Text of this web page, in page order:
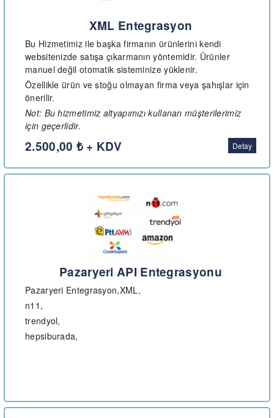
XML Entegrasyon
Bu Hizmetimiz ile başka firmanın ürünlerini kendi
websitenizde satışa çıkarmanın yöntemidir. Ürünler
manuel değil otomatik sisteminize yüklenir.
Özellikle ürün ve stoğu olmayan firma veya şahışlar için
önerilir.
Not: Bu hizmetimiz altyapımızı kullanan müşterilerimiz
için geçerlidir.
2.500,00 ₺ + KDV Detay
Pazaryeri API Entegrasyonu
Pazaryeri Entegrasyon,XML,
n11,
trendyol,
hepsiburada,